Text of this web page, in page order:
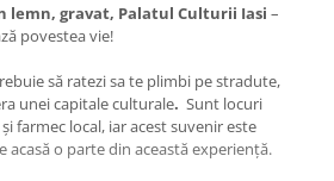
lemn, gravat, Palatul Culturii Iasi –
povestea vie!
să ratezi sa te plimbi pe stradute,
unei capitale culturale. Sunt locuri
farmec local, iar acest suvenir este
acasă o parte din această experiență.